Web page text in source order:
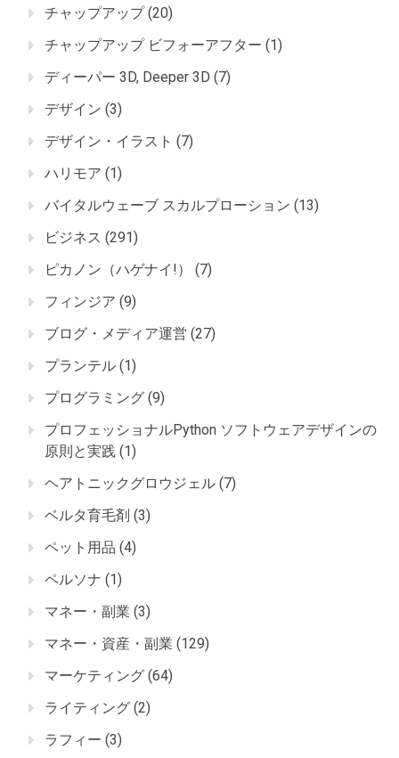
チャップアップ(20)
チャップアップ ビフォーアフター (1)
ディーパー 3D, Deeper 3D (7)
デザイン (3)
デザイン・イラスト (7)
ハリモア (1)
バイタルウェーブ スカルプローション (13)
ビジネス (291)
ピカノン（ハゲナイ!）
(7)
フィンジア (9)
ブログ・メディア運営 (27)
プランテル (1)
プログラミング (9)
プロフェッショナルPython ソフトウェアデザインの
原則と実践 (1)
ヘアトニックグロウジェル (7)
ベルタ育毛剤 (3)
ペット用品 (4)
ペルソナ (1)
マネー・副業 (3)
マネー・資産・副業 (129)
マーケティング (64)
ライティング (2)
ラフィー (3)